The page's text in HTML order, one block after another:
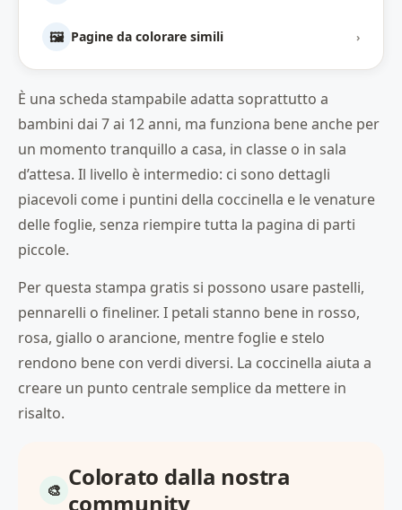
🖼️ Pagine da colorare simili ›
È una scheda stampabile adatta soprattutto a
bambini dai 7 ai 12 anni, ma funziona bene anche per
un momento tranquillo a casa, in classe o in sala
d’attesa. Il livello è intermedio: ci sono dettagli
piacevoli come i puntini della coccinella e le venature
delle foglie, senza riempire tutta la pagina di parti
piccole.
Per questa stampa gratis si possono usare pastelli,
pennarelli o fineliner. I petali stanno bene in rosso,
rosa, giallo o arancione, mentre foglie e stelo
rendono bene con verdi diversi. La coccinella aiuta a
creare un punto centrale semplice da mettere in
risalto.
Colorato dalla nostra
community